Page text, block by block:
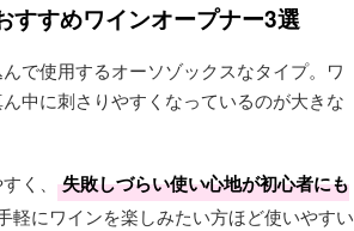
すすめワインオープナー3選
で使用するオーソゾックスなタイプ。ワ
中に刺さりやすくなっているのが大きな
く、
失敗しづらい使い心地が初心者にも
軽にワインを楽しみたい方ほど使いやすい